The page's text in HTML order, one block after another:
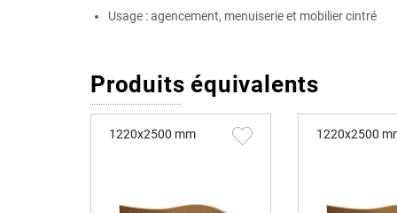
Usage : agencement, menuiserie et mobilier cintré
Produits équivalents
1220x2500 mm 1220x2500